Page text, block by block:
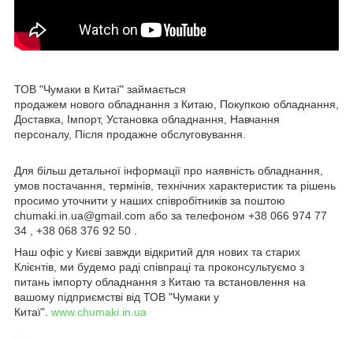
ТОВ "Чумаки в Китаї" займається
продажем нового обладнання з Китаю, Покупкою обладнання,
Доставка, Імпорт, Установка обладнання, Навчання
персоналу, Після продажне обслуговування.
Для більш детальної інформації про наявність обладнання,
умов постачання, термінів, технічних характеристик та рішень
просимо уточнити у наших співробітників за поштою
chumaki.in.ua@gmail.com або за телефоном +38 066 974 77
34 , +38 068 376 92 50 .
Наш офіс у Києві завжди відкритий для нових та старих
Клієнтів, ми будемо раді співпраці та проконсультуємо з
питань імпорту обладнання з Китаю та встановлення на
вашому підприємстві від ТОВ "Чумаки у
Китаї". www.chumaki.in.ua